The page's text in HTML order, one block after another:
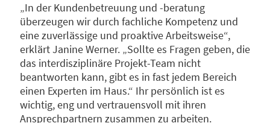
„In der Kundenbetreuung und -beratung
überzeugen wir durch fachliche Kompetenz und
eine zuverlässige und proaktive Arbeitsweise“,
erklärt Janine Werner. „Sollte es Fragen geben, die
das interdisziplinäre Projekt-Team nicht
beantworten kann, gibt es in fast jedem Bereich
einen Experten im Haus.“ Ihr persönlich ist es
wichtig, eng und vertrauensvoll mit ihren
Ansprechpartnern zusammen zu arbeiten.